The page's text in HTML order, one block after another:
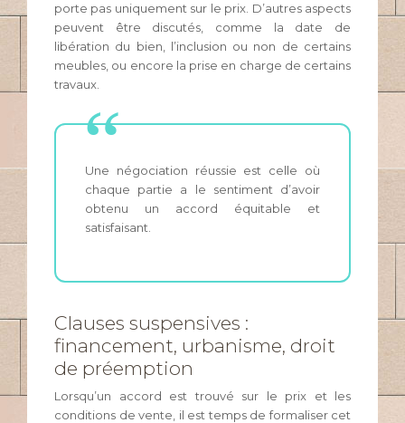
porte pas uniquement sur le prix. D’autres aspects
peuvent être discutés, comme la date de
libération du bien, l’inclusion ou non de certains
meubles, ou encore la prise en charge de certains
travaux.
Une négociation réussie est celle où
chaque partie a le sentiment d’avoir
obtenu un accord équitable et
satisfaisant.
Clauses suspensives :
financement, urbanisme, droit
de préemption
Lorsqu’un accord est trouvé sur le prix et les
conditions de vente, il est temps de formaliser cet